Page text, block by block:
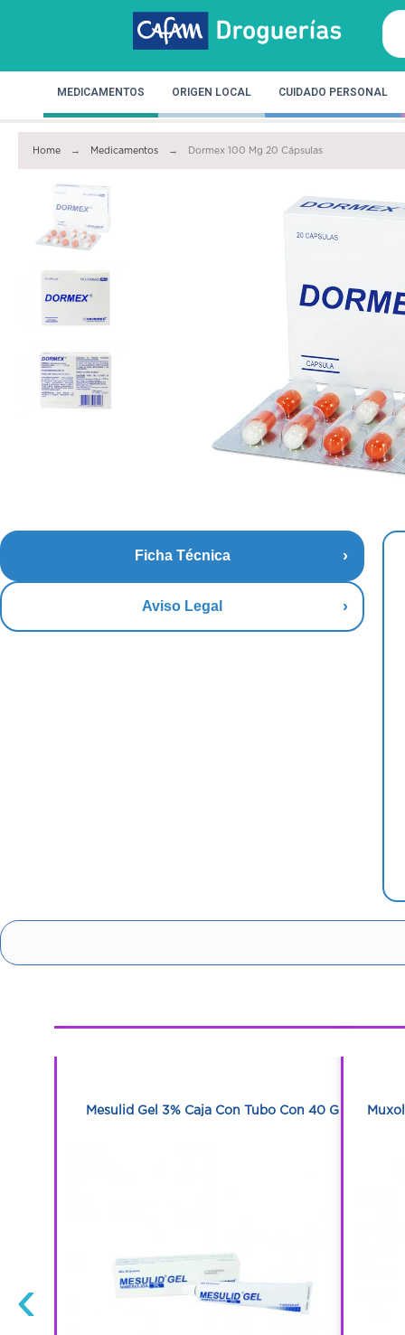
MEDICAMENTOS ORIGEN LOCAL CUIDADO PERSONAL
Home Medicamentos Dormex 100 Mg 20 Cápsulas
Ficha Técnica
Aviso Legal
‹
Mesulid Gel 3% Caja Con Tubo Con 40 G